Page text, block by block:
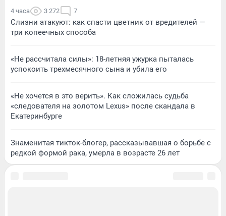
4 часа 3 272 7
Слизни атакуют: как спасти цветник от вредителей —
три копеечных способа
«Не рассчитала силы»: 18-летняя ужурка пыталась
успокоить трехмесячного сына и убила его
«Не хочется в это верить». Как сложилась судьба
«следователя на золотом Lexus» после скандала в
Екатеринбурге
Знаменитая тикток-блогер, рассказывавшая о борьбе с
редкой формой рака, умерла в возрасте 26 лет